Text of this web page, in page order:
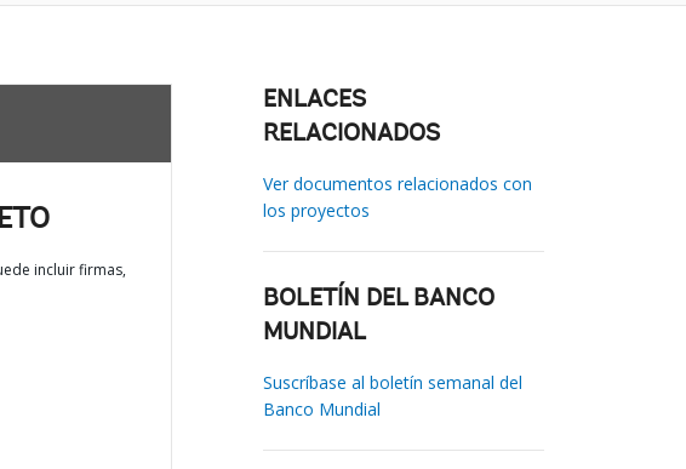
incluir firmas,
ENLACES
RELACIONADOS
Ver documentos relacionados con
los proyectos
BOLETÍN DEL BANCO
MUNDIAL
Suscríbase al boletín semanal del
Banco Mundial